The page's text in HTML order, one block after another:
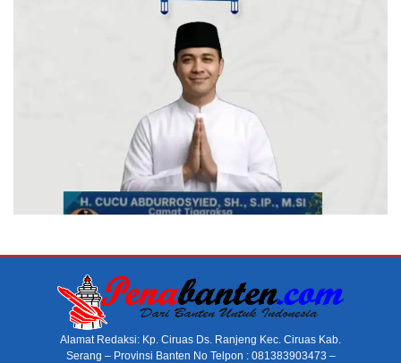
Alamat Redaksi: Kp. Ciruas Ds. Ranjeng Kec. Ciruas Kab.
Serang – Provinsi Banten No Telpon : 081383903473 –